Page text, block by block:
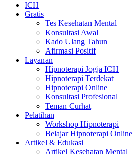
ICH
Gratis
Tes Kesehatan Mental
Konsultasi Awal
Kado Ulang Tahun
Afirmasi Positif
Layanan
Hipnoterapi Jogja ICH
Hipnoterapi Terdekat
Hipnoterapi Online
Konsultasi Profesional
Teman Curhat
Pelatihan
Workshop Hipnoterapi
Belajar Hipnoterapi Online
Artikel & Edukasi
Artikel Kesehatan Mental